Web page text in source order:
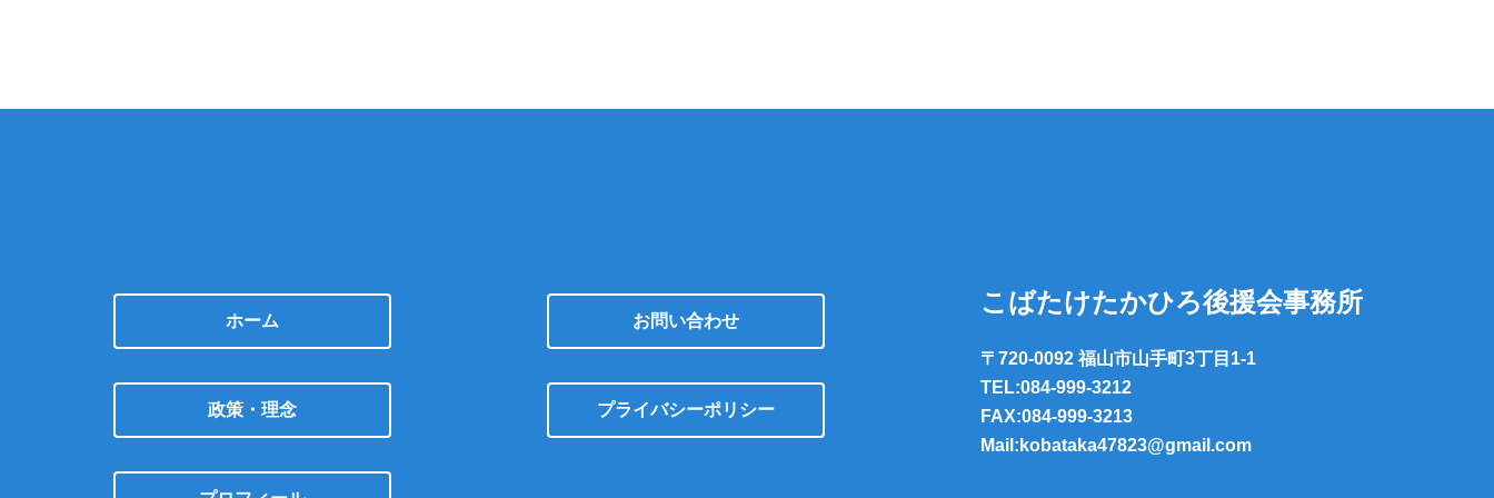
ホーム
政策・理念
お問い合わせ
プライバシーポリシー
こばたけたかひろ後援会事務所
〒720-0092 福山市山手町3丁目1-1
TEL:084-999-3212
FAX:084-999-3213
Mail:kobataka47823@gmail.com